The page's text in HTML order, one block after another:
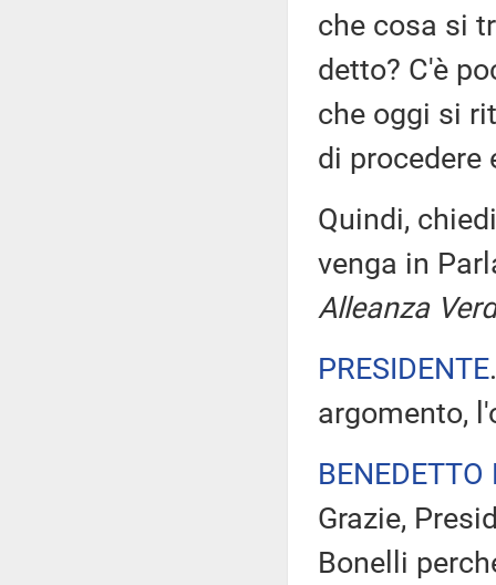
che cosa si
detto? C'è
che oggi si
di procedere
Quindi,
venga in
Alleanza
PRESIDENTE
argomento,
Grazie,
Bonelli